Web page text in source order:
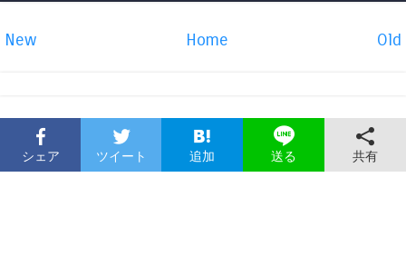
New Old
Home
シェア ツイート 追加 送る 共有